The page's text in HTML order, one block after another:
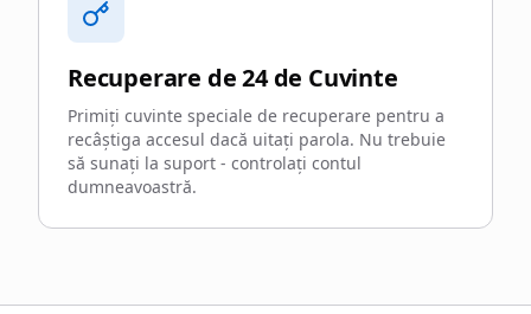
Recuperare de 24 de Cuvinte
Primiți cuvinte speciale de recuperare pentru a
recâștiga accesul dacă uitați parola. Nu trebuie
să sunați la suport - controlați contul
dumneavoastră.